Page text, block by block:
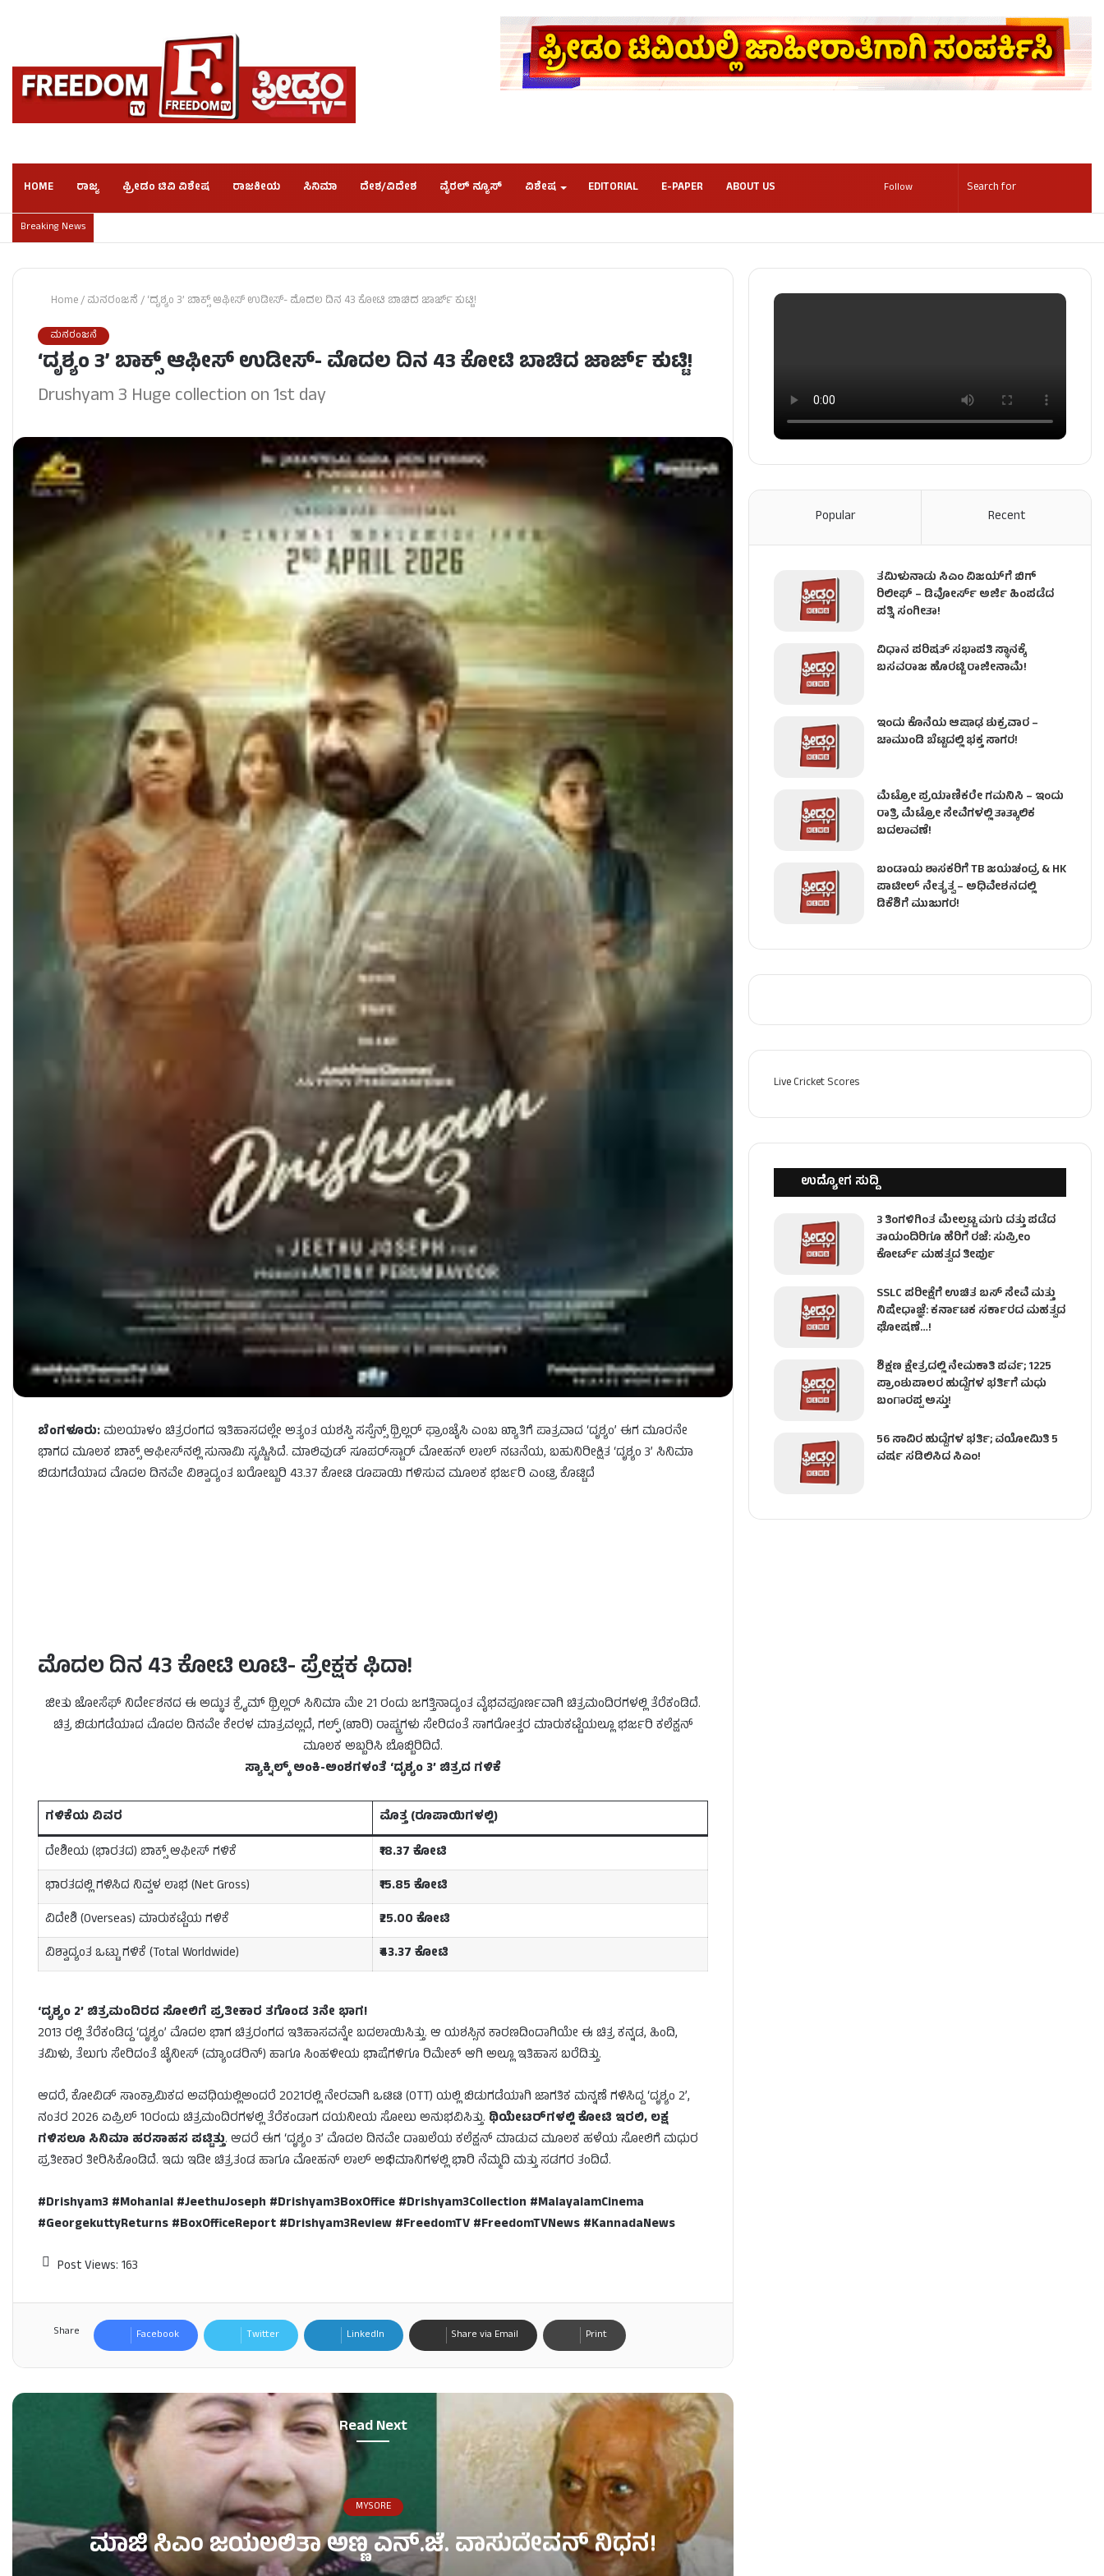
HOME ರಾಜ್ಯ ಫ್ರೀಡಂ ಟಿವಿ ವಿಶೇಷ ರಾಜಕೀಯ ಸಿನಿಮಾ ದೇಶ/ವಿದೇಶ ವೈರಲ್ ನ್ಯೂಸ್ ವಿಶೇಷ EDITORIAL E-PAPER ABOUT US Follow
Breaking News
Home/ಮನರಂಜನೆ/‘ದೃಶ್ಯಂ 3’ ಬಾಕ್ಸ್ ಆಫೀಸ್ ಉಡೀಸ್- ಮೊದಲ ದಿನ 43 ಕೋಟಿ ಬಾಚಿದ ಜಾರ್ಜ್ ಕುಟ್ಟಿ!
ಮನರಂಜನೆ
‘ದೃಶ್ಯಂ 3’ ಬಾಕ್ಸ್ ಆಫೀಸ್ ಉಡೀಸ್- ಮೊದಲ ದಿನ 43 ಕೋಟಿ ಬಾಚಿದ ಜಾರ್ಜ್ ಕುಟ್ಟಿ!
Drushyam 3 Huge collection on 1st day
ಬೆಂಗಳೂರು:ಮಲಯಾಳಂ ಚಿತ್ರರಂಗದ ಇತಿಹಾಸದಲ್ಲೇ ಅತ್ಯಂತ ಯಶಸ್ವಿ ಸಸ್ಪೆನ್ಸ್ ಥ್ರಿಲ್ಲರ್ ಫ್ರಾಂಚೈಸಿ ಎಂಬ ಖ್ಯಾತಿಗೆ ಪಾತ್ರವಾದ ‘ದೃಶ್ಯಂ’ ಈಗ ಮೂರನೇ
ಭಾಗದ ಮೂಲಕ ಬಾಕ್ಸ್ ಆಫೀಸ್‌ನಲ್ಲಿ ಸುನಾಮಿ ಸೃಷ್ಟಿಸಿದೆ. ಮಾಲಿವುಡ್ ಸೂಪರ್‌ಸ್ಟಾರ್ ಮೋಹನ್ ಲಾಲ್ ನಟನೆಯ, ಬಹುನಿರೀಕ್ಷಿತ ‘ದೃಶ್ಯಂ 3’ ಸಿನಿಮಾ
ಬಿಡುಗಡೆಯಾದ ಮೊದಲ ದಿನವೇ ವಿಶ್ವಾದ್ಯಂತ ಬರೋಬ್ಬರಿ 43.37 ಕೋಟಿ ರೂಪಾಯಿ ಗಳಿಸುವ ಮೂಲಕ ಭರ್ಜರಿ ಎಂಟ್ರಿ ಕೊಟ್ಟಿದೆ
ಮೊದಲ ದಿನ 43 ಕೋಟಿ ಲೂಟಿ- ಪ್ರೇಕ್ಷಕ ಫಿದಾ!
ಜೀತು ಜೋಸೆಫ್ ನಿರ್ದೇಶನದ ಈ ಅದ್ಭುತ ಕ್ರೈಮ್ ಥ್ರಿಲ್ಲರ್ ಸಿನಿಮಾ ಮೇ 21 ರಂದು ಜಗತ್ತಿನಾದ್ಯಂತ ವೈಭವಪೂರ್ಣವಾಗಿ ಚಿತ್ರಮಂದಿರಗಳಲ್ಲಿ ತೆರೆಕಂಡಿದೆ.
ಚಿತ್ರ ಬಿಡುಗಡೆಯಾದ ಮೊದಲ ದಿನವೇ ಕೇರಳ ಮಾತ್ರವಲ್ಲದೆ, ಗಲ್ಫ್ (ಖಾರಿ) ರಾಷ್ಟ್ರಗಳು ಸೇರಿದಂತೆ ಸಾಗರೋತ್ತರ ಮಾರುಕಟ್ಟೆಯಲ್ಲೂ ಭರ್ಜರಿ ಕಲೆಕ್ಷನ್
ಮೂಲಕ ಅಬ್ಬರಿಸಿ ಬೊಬ್ಬಿರಿದಿದೆ.
ಸ್ಯಾಕ್ನಿಲ್ಕ್ ಅಂಕಿ-ಅಂಶಗಳಂತೆ ‘ದೃಶ್ಯಂ 3’ ಚಿತ್ರದ ಗಳಿಕೆ
ಗಳಿಕೆಯ ವಿವರ
ಮೊತ್ತ (ರೂಪಾಯಿಗಳಲ್ಲಿ)
ದೇಶೀಯ (ಭಾರತದ) ಬಾಕ್ಸ್ ಆಫೀಸ್ ಗಳಿಕೆ
₹18.37 ಕೋಟಿ
ಭಾರತದಲ್ಲಿ ಗಳಿಸಿದ ನಿವ್ವಳ ಲಾಭ (Net Gross)
₹15.85 ಕೋಟಿ
ವಿದೇಶಿ (Overseas) ಮಾರುಕಟ್ಟೆಯ ಗಳಿಕೆ
₹25.00 ಕೋಟಿ
ವಿಶ್ವಾದ್ಯಂತ ಒಟ್ಟು ಗಳಿಕೆ (Total Worldwide)
₹43.37 ಕೋಟಿ
‘ದೃಶ್ಯಂ 2’ ಚಿತ್ರಮಂದಿರದ ಸೋಲಿಗೆ ಪ್ರತೀಕಾರ ತಗೊಂಡ 3ನೇ ಭಾಗ!
2013 ರಲ್ಲಿ ತೆರೆಕಂಡಿದ್ದ ‘ದೃಶ್ಯಂ’ ಮೊದಲ ಭಾಗ ಚಿತ್ರರಂಗದ ಇತಿಹಾಸವನ್ನೇ ಬದಲಾಯಿಸಿತ್ತು. ಆ ಯಶಸ್ಸಿನ ಕಾರಣದಿಂದಾಗಿಯೇ ಈ ಚಿತ್ರ ಕನ್ನಡ, ಹಿಂದಿ,
ತಮಿಳು, ತೆಲುಗು ಸೇರಿದಂತೆ ಚೈನೀಸ್ (ಮ್ಯಾಂಡರಿನ್) ಹಾಗೂ ಸಿಂಹಳೀಯ ಭಾಷೆಗಳಿಗೂ ರಿಮೇಕ್ ಆಗಿ ಅಲ್ಲೂ ಇತಿಹಾಸ ಬರೆದಿತ್ತು.
ಆದರೆ, ಕೋವಿಡ್ ಸಾಂಕ್ರಾಮಿಕದ ಅವಧಿಯಲ್ಲಿಅಂದರೆ 2021ರಲ್ಲಿ ನೇರವಾಗಿ ಒಟಿಟಿ (OTT) ಯಲ್ಲಿ ಬಿಡುಗಡೆಯಾಗಿ ಜಾಗತಿಕ ಮನ್ನಣೆ ಗಳಿಸಿದ್ದ ‘ದೃಶ್ಯಂ 2’,
ನಂತರ 2026 ಏಪ್ರಿಲ್ 10ರಂದು ಚಿತ್ರಮಂದಿರಗಳಲ್ಲಿ ತೆರೆಕಂಡಾಗ ದಯನೀಯ ಸೋಲು ಅನುಭವಿಸಿತ್ತು. ಥಿಯೇಟರ್‌ಗಳಲ್ಲಿ ಕೋಟಿ ಇರಲಿ, ಲಕ್ಷ
ಗಳಿಸಲೂ ಸಿನಿಮಾ ಹರಸಾಹಸ ಪಟ್ಟಿತ್ತು. ಆದರೆ ಈಗ ‘ದೃಶ್ಯಂ 3’ ಮೊದಲ ದಿನವೇ ದಾಖಲೆಯ ಕಲೆಕ್ಷನ್ ಮಾಡುವ ಮೂಲಕ ಹಳೆಯ ಸೋಲಿಗೆ ಮಧುರ
ಪ್ರತೀಕಾರ ತೀರಿಸಿಕೊಂಡಿದೆ. ಇದು ಇಡೀ ಚಿತ್ರತಂಡ ಹಾಗೂ ಮೋಹನ್ ಲಾಲ್ ಅಭಿಮಾನಿಗಳಲ್ಲಿ ಭಾರಿ ನೆಮ್ಮದಿ ಮತ್ತು ಸಡಗರ ತಂದಿದೆ.
#Drishyam3 #Mohanlal #JeethuJoseph #Drishyam3BoxOffice #Drishyam3Collection #MalayalamCinema
#GeorgekuttyReturns #BoxOfficeReport #Drishyam3Review #FreedomTV #FreedomTVNews #KannadaNews
Post Views: 163
Share Facebook Twitter LinkedIn Share via Email Print
Read Next
MYSORE
ಮಾಜಿ ಸಿಎಂ ಜಯಲಲಿತಾ ಅಣ್ಣ ಎನ್.ಜೆ. ವಾಸುದೇವನ್ ನಿಧನ!
Popular Recent
ತಮಿಳುನಾಡು ಸಿಎಂ ವಿಜಯ್‌ಗೆ ಬಿಗ್
ರಿಲೀಫ್ – ಡಿವೋರ್ಸ್ ಅರ್ಜಿ ಹಿಂಪಡೆದ
ಪತ್ನಿ ಸಂಗೀತಾ!
ವಿಧಾನ ಪರಿಷತ್ ಸಭಾಪತಿ ಸ್ಥಾನಕ್ಕೆ
ಬಸವರಾಜ ಹೊರಟ್ಟಿ ರಾಜೀನಾಮೆ!
ಇಂದು ಕೊನೆಯ ಆಷಾಢ ಶುಕ್ರವಾರ –
ಚಾಮುಂಡಿ ಬೆಟ್ಟದಲ್ಲಿ ಭಕ್ತ ಸಾಗರ!
ಮೆಟ್ರೋ ಪ್ರಯಾಣಿಕರೇ ಗಮನಿಸಿ – ಇಂದು
ರಾತ್ರಿ ಮೆಟ್ರೋ ಸೇವೆಗಳಲ್ಲಿ ತಾತ್ಕಾಲಿಕ
ಬದಲಾವಣೆ!
ಬಂಡಾಯ ಶಾಸಕರಿಗೆ TB ಜಯಚಂದ್ರ & HK
ಪಾಟೀಲ್ ನೇತೃತ್ವ – ಅಧಿವೇಶನದಲ್ಲಿ
ಡಿಕೆಶಿಗೆ ಮುಜುಗರ!
Live Cricket Scores
ಉದ್ಯೋಗ ಸುದ್ದಿ
3 ತಿಂಗಳಿಗಿಂತ ಮೇಲ್ಪಟ್ಟ ಮಗು ದತ್ತು ಪಡೆದ
ತಾಯಂದಿರಿಗೂ ಹೆರಿಗೆ ರಜೆ: ಸುಪ್ರೀಂ
ಕೋರ್ಟ್ ಮಹತ್ವದ ತೀರ್ಪು
SSLC ಪರೀಕ್ಷೆಗೆ ಉಚಿತ ಬಸ್ ಸೇವೆ ಮತ್ತು
ನಿಷೇಧಾಜ್ಞೆ: ಕರ್ನಾಟಕ ಸರ್ಕಾರದ ಮಹತ್ವದ
ಘೋಷಣೆ…!
ಶಿಕ್ಷಣ ಕ್ಷೇತ್ರದಲ್ಲಿ ನೇಮಕಾತಿ ಪರ್ವ; 1225
ಪ್ರಾಂಶುಪಾಲರ ಹುದ್ದೆಗಳ ಭರ್ತಿಗೆ ಮಧು
ಬಂಗಾರಪ್ಪ ಅಸ್ತು!
56 ಸಾವಿರ ಹುದ್ದೆಗಳ ಭರ್ತಿ; ವಯೋಮಿತಿ 5
ವರ್ಷ ಸಡಿಲಿಸಿದ ಸಿಎಂ!